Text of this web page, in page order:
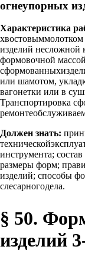
огнеупорных
Характеристика
изделий несложной
формовочной
или шамотом,
вагонетки или в
Транспортировка
Должен знать:
инструмента;
размеры форм;
изделий; способы
слесарногодела.
§ 50.
изделий